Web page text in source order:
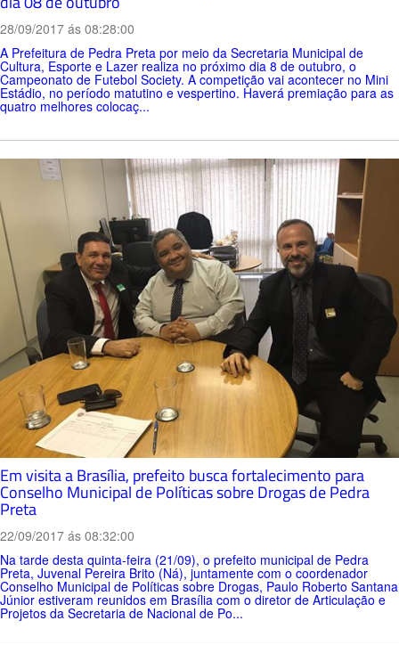
28/09/2017 ás 08:28:00
A Prefeitura de Pedra Preta por meio da Secretaria Municipal de
Cultura, Esporte e Lazer realiza no próximo dia 8 de outubro, o
Campeonato de Futebol Society. A competição vai acontecer no Mini
Estádio, no período matutino e vespertino. Haverá premiação para as
quatro melhores colocaç...
Em visita a Brasília, prefeito busca fortalecimento para
Conselho Municipal de Políticas sobre Drogas de Pedra
Preta
22/09/2017 ás 08:32:00
Na tarde desta quinta-feira (21/09), o prefeito municipal de Pedra
Preta, Juvenal Pereira Brito (Ná), juntamente com o coordenador
Conselho Municipal de Políticas sobre Drogas, Paulo Roberto Santana
Júnior estiveram reunidos em Brasília com o diretor de Articulação e
Projetos da Secretaria de Nacional de Po...